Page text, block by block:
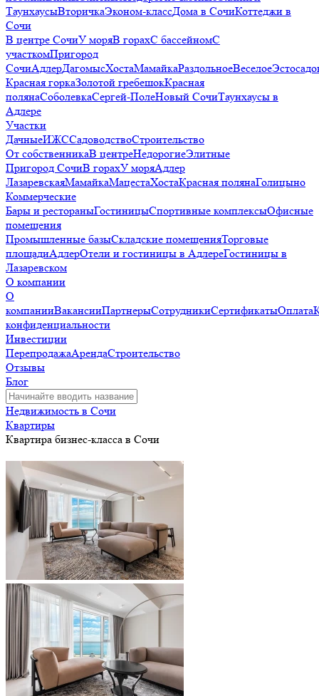
ТаунхаусыВторичкаЭконом-классДома в СочиКоттеджи в
Сочи
В центре СочиУ моряВ горахС бассейномС
участкомПригород
СочиАдлерДагомысХостаМамайкаРаздольноеВеселое
Красная горкаЗолотой гребешокКрасная
полянаСоболевкаСергей-ПолеНовый СочиТаунхаусы в
Адлере
Участки
ДачныеИЖССадоводствоСтроительство
От собственникаВ центреНедорогиеЭлитные
Пригород СочиВ горахУ моряАдлер
ЛазаревскаяМамайкаМацестаХостаКрасная полянаГолицыно
Коммерческие
Бары и рестораныГостиницыСпортивные комплексыОфисные
помещения
Промышленные базыСкладские помещенияТорговые
площадиАдлерОтели и гостиницы в АдлереГостиницы в
Лазаревском
О компании
О
компанииВакансииПартнерыСотрудникиСертификатыОплата
конфиденциальности
Инвестиции
ПерепродажаАрендаСтроительство
Отзывы
Блог
Недвижимость в Сочи
Квартиры
Квартира бизнес-класса в Сочи